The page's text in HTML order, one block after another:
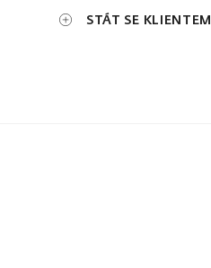
STÁT SE KLIENTEM